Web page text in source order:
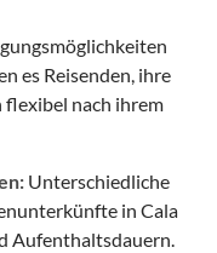
es Reisenden, ihre
nach ihrem
Unterschiedliche
in Cala
Aufenthaltsdauern.